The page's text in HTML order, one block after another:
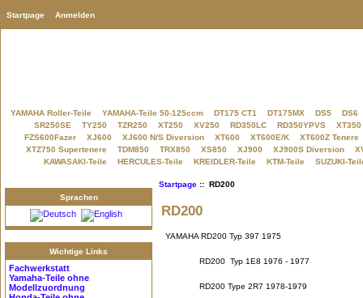
Startpage Anmelden
YAMAHA Roller-Teile YAMAHA-Teile 50-125ccm DT175 CT1 DT175MX DS5
DS6
SR250SE
TY250 TZR250 XT250 XV250 RD350LC RD350YPVS
XT350
FZS600Fazer
XJ600 XJ600 N/S Diversion XT600 XT600E/K
XT600Z Tenere
XTZ750 Supertenere
TDM850 TRX850 XS850 XJ900 XJ900S Diversion
KAWASAKI-Teile
HERCULES-Teile KREIDLER-Teile KTM-Teile SUZUKI-
Sprachen
Wichtige Links
Fachwerkstatt
Yamaha-Teile ohne
Modellzuordnung
Startpage:: RD200
RD200
YAMAHA RD200 Typ 397 1975
RD200 Typ 1E8 1976 - 1977
RD200 Type 2R7 1978-1979